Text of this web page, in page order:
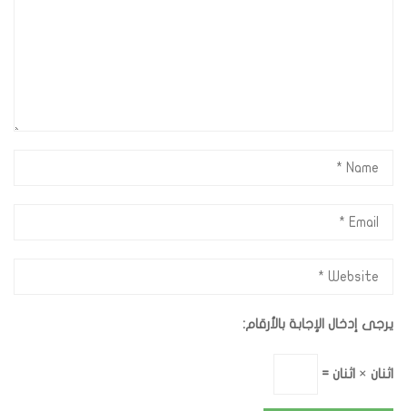
يرجى إدخال الإجابة بالأرقام:
اثنان × اثنان =